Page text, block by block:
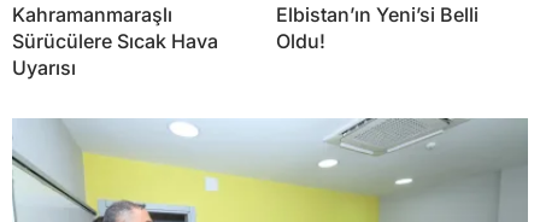
Kahramanmaraşlı
Sürücülere Sıcak Hava
Uyarısı
Elbistan’ın Yeni’si Belli
Oldu!